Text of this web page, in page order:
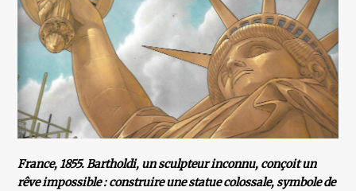
France, 1855. Bartholdi, un sculpteur inconnu, conçoit un
rêve impossible : construire une statue colossale, symbole de